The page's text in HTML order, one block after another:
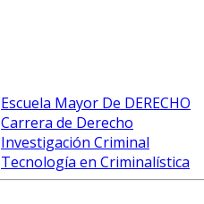
Escuela Mayor De DERECHO
Carrera de Derecho
Investigación Criminal
Tecnología en Criminalística